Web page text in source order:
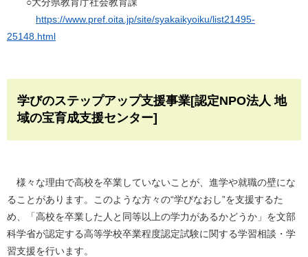
○大分県教育庁社会教育課
https://www.pref.oita.jp/site/syakaikyoiku/list21495-
25148.html
学びのステップアップ支援事業[認定NPO法人 地
域の宝育成支援センター]
様々な理由で高校を卒業していないことが、進学や就職の壁にな
ることがあります。このような方々の“学びなおし”を支援するた
め、「高校を卒業した人と同等以上の学力があるかどうか」を文部
科学省が認定する高等学校卒業程度認定試験に関する学習相談・学
習支援を行います。